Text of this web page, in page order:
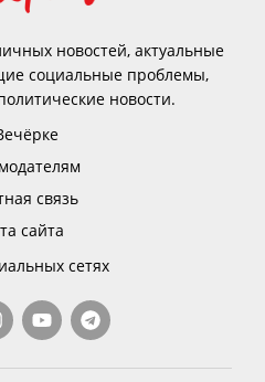
новостей, актуальные
социальные проблемы,
новости.
связь
сайта
сетях